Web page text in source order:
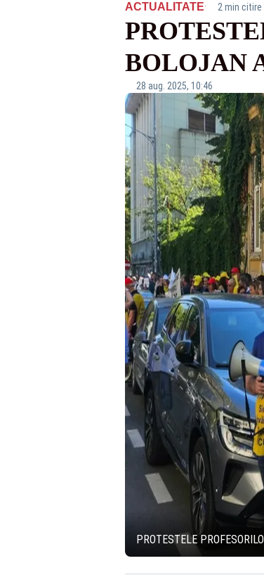
ACTUALITATE· 2 min citire
BOLOJAN
28 aug. 2025, 10:46
PROTESTELE